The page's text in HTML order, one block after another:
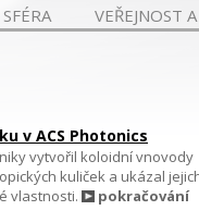
VEŘEJNOST
v ACS Photonics
vytvořil koloidní vnovody
kuliček a ukázal
vlastnosti.
pokračování